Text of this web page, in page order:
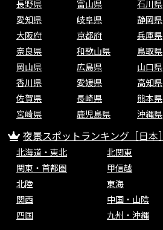
長野県
富山県 石川県
愛知県
岐阜県 静岡県
大阪府
京都府 兵庫県
奈良県
和歌山県 鳥取県
岡山県
広島県 山口県
香川県
愛媛県 高知県
佐賀県
長崎県 熊本県
宮崎県
鹿児島県 沖縄県
夜景スポットランキング［日本］
北海道・東北
北関東
関東・首都圏
甲信越
北陸
東海
関西
中国・山陰
四国
九州・沖縄